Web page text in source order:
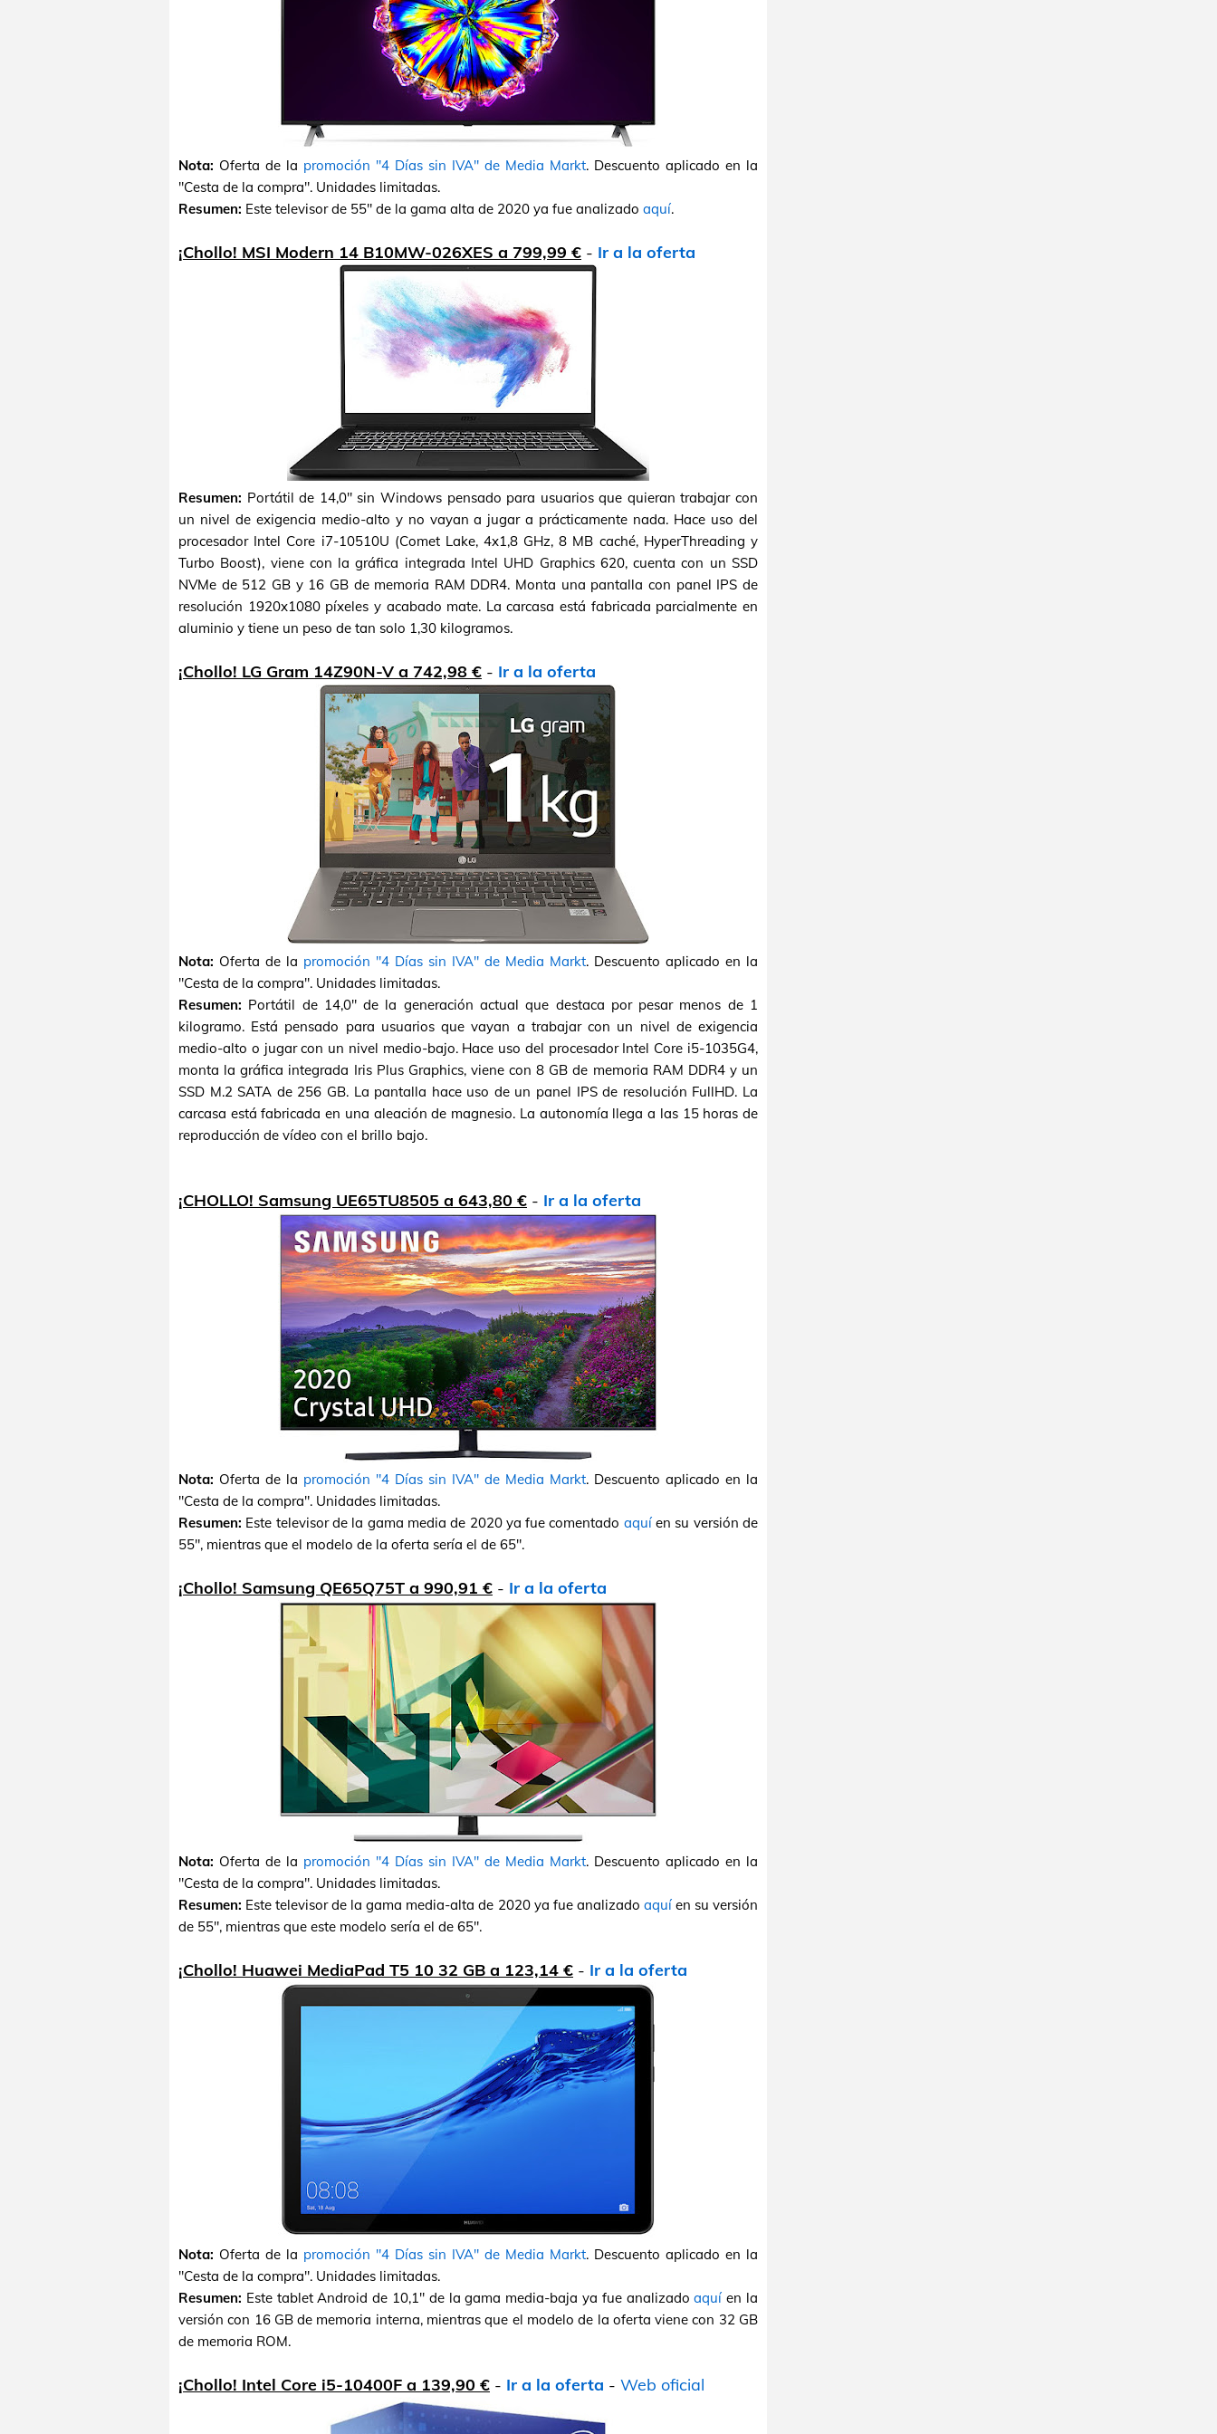
Nota: Oferta de la promoción "4 Días sin IVA" de Media Markt. Descuento aplicado en la
"Cesta de la compra". Unidades limitadas.
Resumen: Este televisor de 55" de la gama alta de 2020 ya fue analizado aquí.
¡Chollo! MSI Modern 14 B10MW-026XES a 799,99 € - Ir a la oferta
Resumen: Portátil de 14,0" sin Windows pensado para usuarios que quieran trabajar con
un nivel de exigencia medio-alto y no vayan a jugar a prácticamente nada. Hace uso del
procesador Intel Core i7-10510U (Comet Lake, 4x1,8 GHz, 8 MB caché, HyperThreading y
Turbo Boost), viene con la gráfica integrada Intel UHD Graphics 620, cuenta con un SSD
NVMe de 512 GB y 16 GB de memoria RAM DDR4. Monta una pantalla con panel IPS de
resolución 1920x1080 píxeles y acabado mate. La carcasa está fabricada parcialmente en
aluminio y tiene un peso de tan solo 1,30 kilogramos.
¡Chollo! LG Gram 14Z90N-V a 742,98 € - Ir a la oferta
Nota: Oferta de la promoción "4 Días sin IVA" de Media Markt. Descuento aplicado en la
"Cesta de la compra". Unidades limitadas.
Resumen: Portátil de 14,0" de la generación actual que destaca por pesar menos de 1
kilogramo. Está pensado para usuarios que vayan a trabajar con un nivel de exigencia
medio-alto o jugar con un nivel medio-bajo. Hace uso del procesador Intel Core i5-1035G4,
monta la gráfica integrada Iris Plus Graphics, viene con 8 GB de memoria RAM DDR4 y un
SSD M.2 SATA de 256 GB. La pantalla hace uso de un panel IPS de resolución FullHD. La
carcasa está fabricada en una aleación de magnesio. La autonomía llega a las 15 horas de
reproducción de vídeo con el brillo bajo.
¡CHOLLO! Samsung UE65TU8505 a 643,80 € - Ir a la oferta
Nota: Oferta de la promoción "4 Días sin IVA" de Media Markt. Descuento aplicado en la
"Cesta de la compra". Unidades limitadas.
Resumen: Este televisor de la gama media de 2020 ya fue comentado aquíen su versión de
55", mientras que el modelo de la oferta sería el de 65".
¡Chollo! Samsung QE65Q75T a 990,91 € - Ir a la oferta
Nota: Oferta de la promoción "4 Días sin IVA" de Media Markt. Descuento aplicado en la
"Cesta de la compra". Unidades limitadas.
Resumen: Este televisor de la gama media-alta de 2020 ya fue analizado aquíen su versión
de 55", mientras que este modelo sería el de 65".
¡Chollo! Huawei MediaPad T5 10 32 GB a 123,14 € - Ir a la oferta
Nota: Oferta de la promoción "4 Días sin IVA" de Media Markt. Descuento aplicado en la
"Cesta de la compra". Unidades limitadas.
Resumen: Este tablet Android de 10,1" de la gama media-baja ya fue analizadoaquí en la
versión con 16 GB de memoria interna, mientras que el modelo de la oferta viene con 32 GB
de memoria ROM.
¡Chollo! Intel Core i5-10400F a 139,90 € - Ir a la oferta - Web oficial